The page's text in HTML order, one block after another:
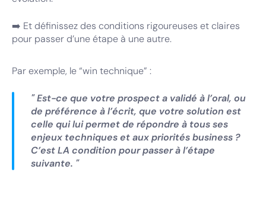
➡️ Et définissez des conditions rigoureuses et claires
pour passer d’une étape à une autre.
Par exemple, le “win technique” :
" Est-ce que votre prospect a validé à l’oral, ou
de préférence à l’écrit, que votre solution est
celle qui lui permet de répondre à tous ses
enjeux techniques et aux priorités business ?
C’est LA condition pour passer à l’étape
suivante. "